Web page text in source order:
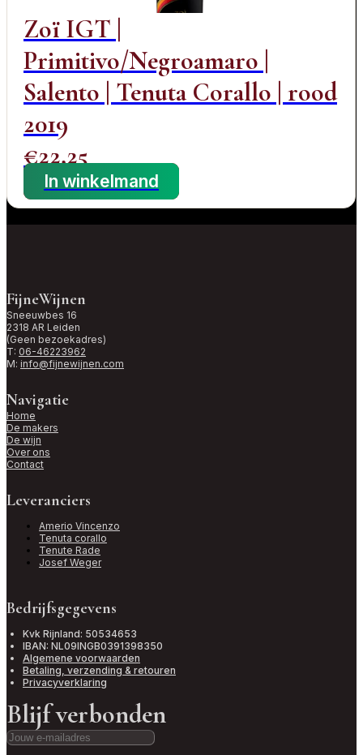
Zoï IGT |
Primitivo/Negroamaro |
Salento | Tenuta Corallo | rood
2019
€22,25
In winkelmand
FijneWijnen
Sneeuwbes 16
2318 AR Leiden
(Geen bezoekadres)
T: 06-46223962
M: info@fijnewijnen.com
Navigatie
Home
De makers
De wijn
Over ons
Contact
Leveranciers
Amerio Vincenzo
Tenuta corallo
Tenute Rade
Josef Weger
Bedrijfsgegevens
Kvk Rijnland: 50534653
IBAN: NL09INGB0391398350
Algemene voorwaarden
Betaling, verzending & retouren
Privacyverklaring
Blijf verbonden